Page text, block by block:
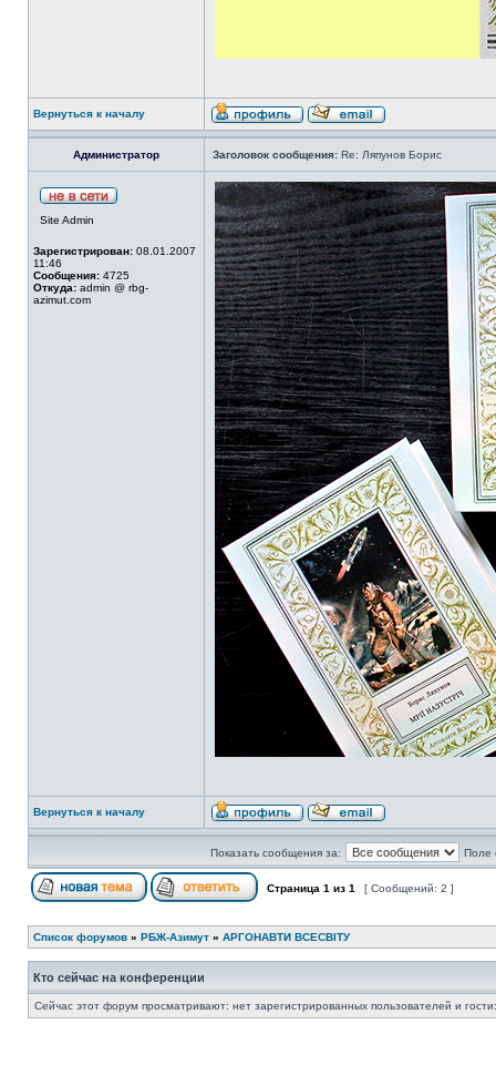
Вернуться к началу
Администратор Заголовок сообщения: Re: Ляпунов Борис
Site Admin
Зарегистрирован: 08.01.2007
11:46
Сообщения: 4725
Откуда: admin @ rbg-
azimut.com
Вернуться к началу
Показать сообщения за: Поле
Страница 1 из 1 [ Сообщений: 2 ]
Список форумов » РБЖ-Азимут » АРГОНАВТИ ВСЕСВIТУ
Кто сейчас на конференции
Сейчас этот форум просматривают: нет зарегистрированных пользователей и